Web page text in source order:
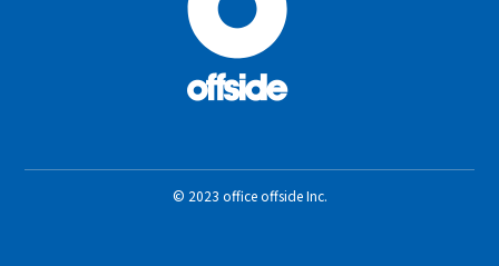
© 2023 office offside Inc.